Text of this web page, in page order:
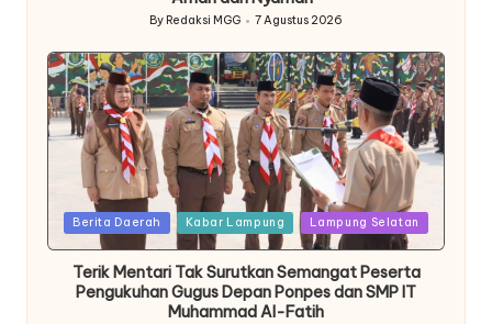
Posted
by
By Redaksi MGG 7 Agustus 2026
Posted
Berita Daerah Kabar Lampung Lampung Selatan
Terik Mentari Tak Surutkan Semangat Peserta
Pengukuhan Gugus Depan Ponpes dan SMP IT
Muhammad Al-Fatih